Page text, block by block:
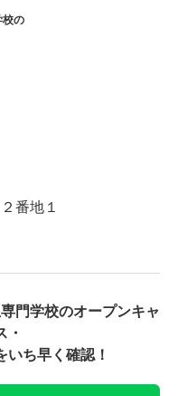
校の
番地１
門学校のオープンキャ
・
いち早く確認！